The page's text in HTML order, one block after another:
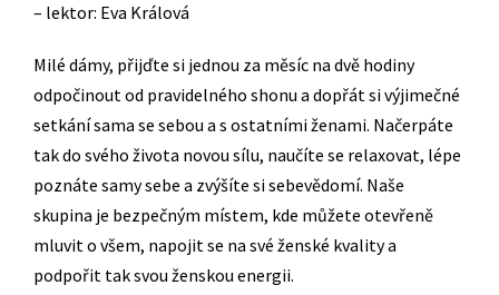
– lektor: Eva Králová
Milé dámy, přijďte si jednou za měsíc na dvě hodiny
odpočinout od pravidelného shonu a dopřát si výjimečné
setkání sama se sebou a s ostatními ženami. Načerpáte
tak do svého života novou sílu, naučíte se relaxovat, lépe
poznáte samy sebe a zvýšíte si sebevědomí. Naše
skupina je bezpečným místem, kde můžete otevřeně
mluvit o všem, napojit se na své ženské kvality a
podpořit tak svou ženskou energii.